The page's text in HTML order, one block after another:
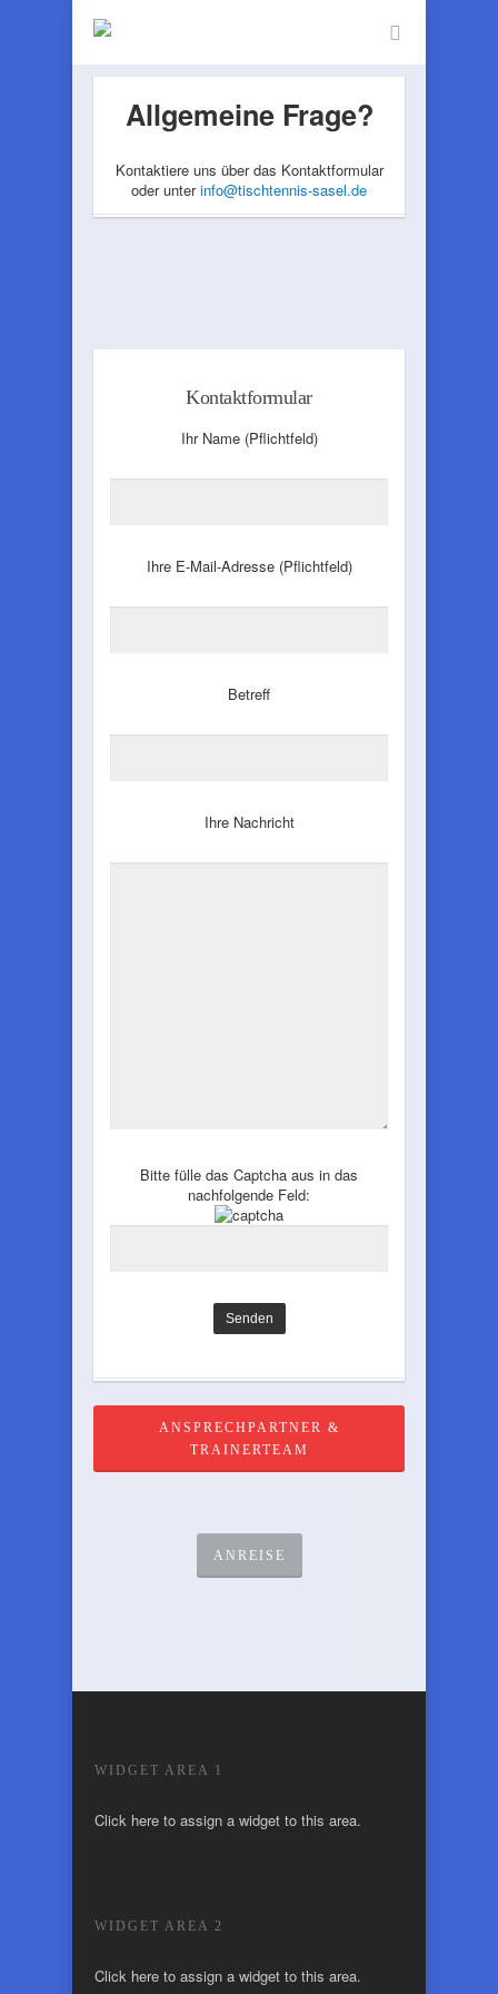
Allgemeine Frage?
Kontaktiere uns über das Kontaktformular
oder unterinfo@tischtennis-sasel.de
Kontaktformular
Ihr Name (Pflichtfeld)
Ihre E-Mail-Adresse (Pflichtfeld)
Betreff
Ihre Nachricht
Bitte fülle das Captcha aus in das
nachfolgende Feld:
ANSPRECHPARTNER &
TRAINERTEAM
ANREISE
WIDGET AREA 1
Click here to assign a widget to this area.
WIDGET AREA 2
Click here to assign a widget to this area.